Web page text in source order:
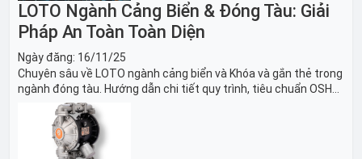
LOTO Ngành Cảng Biển & Đóng Tàu: Giải
Pháp An Toàn Toàn Diện
Ngày đăng: 16/11/25
Chuyên sâu về LOTO ngành cảng biển và Khóa và gắn thẻ trong
ngành đóng tàu. Hướng dẫn chi tiết quy trình, tiêu chuẩn OSHA,
thiết bị và Giải pháp LOTO trong công nghiệp đóng tàu toàn